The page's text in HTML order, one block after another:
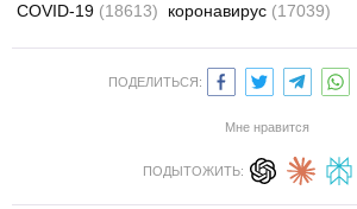
COVID-19 (18613) коронавирус (17039)
ПОДЕЛИТЬСЯ:
Мне нравится
ПОДЫТОЖИТЬ: